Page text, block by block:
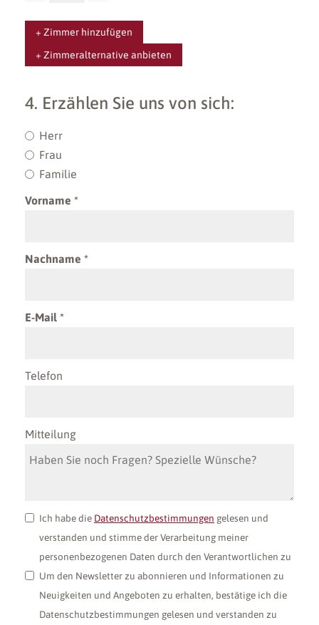
+ Zimmer hinzufügen
+ Zimmeralternative anbieten
4. Erzählen Sie uns von sich:
Herr
Frau
Familie
Vorname
Nachname
E-Mail
Telefon
Mitteilung
Ich habe die Datenschutzbestimmungen gelesen und
verstanden und stimme der Verarbeitung meiner
personenbezogenen Daten durch den Verantwortlichen zu
Um den Newsletter zu abonnieren und Informationen zu
Neuigkeiten und Angeboten zu erhalten, bestätige ich die
Datenschutzbestimmungen gelesen und verstanden zu